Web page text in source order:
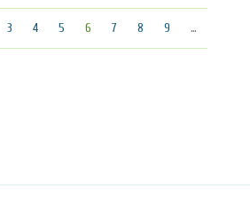
3 4 5 6 (текущая)
7 8 9 …